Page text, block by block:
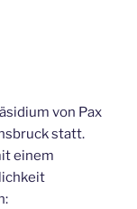
von Pax
statt.
einem